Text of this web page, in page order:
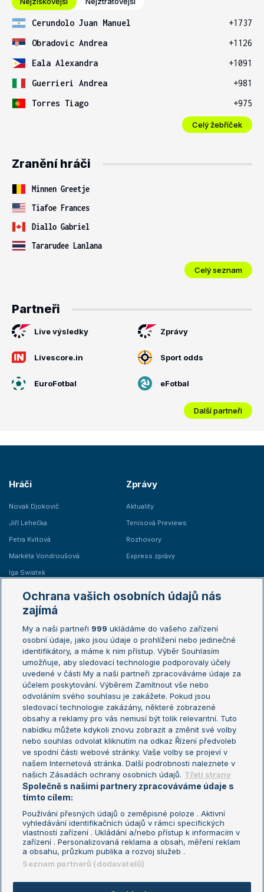
Cerundolo Juan Manuel
+1737
Obradovic Andrea
+1126
Eala Alexandra
+1091
Guerrieri Andrea
+981
Torres Tiago
+975
Celý žebříček
Zranění hráči
Minnen Greetje
Tiafoe Frances
Diallo Gabriel
Tararudee Lanlana
Celý seznam
Partneři
Live výsledky Zprávy
Livescore.in Sport odds
EuroFotbal eFotbal
Další partneři
Hráči
Novak Djokovič
Jiří Lehečka
Petra Kvitová
Markéta Vondroušová
Iga Swiatek
Zprávy
Aktuality
Tenisová Previews
Rozhovory
Express zprávy
Žebříčky
Žebříček ATP (muži)
Žebříček WTA (ženy)
Sázkařský žebříček
Australian Open
French Open
Wimbledon
US Open
Turnaj mistrů
Turnaj mistryň
Aktualní trendy
Fotbalové přestupy
Livesport Daily
LS Prague Open
Podmínky užití
Nastavení soukromí
GDPR a žurnalistika
Reklama
Kontakt
Informace o zpracování osobních
údajů
Ochrana vašich osobních údajů nás
zajímá
My a naši partneři 999 ukládáme do vašeho zařízení
osobní údaje, jako jsou údaje o prohlížení nebo jedinečné
identifikátory, a máme k nim přístup. Výběr Souhlasím
umožňuje, aby sledovací technologie podporovaly účely
uvedené v části My a naši partneři zpracováváme údaje za
účelem poskytování. Výběrem Zamítnout vše nebo
odvoláním svého souhlasu je zakážete. Pokud jsou
sledovací technologie zakázány, některé zobrazené
obsahy a reklamy pro vás nemusí být tolik relevantní. Tuto
nabídku můžete kdykoli znovu zobrazit a změnit své volby
nebo souhlas odvolat kliknutím na odkaz Řízení předvoleb
ve spodní části webové stránky. Vaše volby se projeví v
našem Internetová stránka. Další podrobnosti naleznete v
našich Zásadách ochrany osobních údajů. Třetí strany
Společně s našimi partnery zpracováváme údaje s
tímto cílem:
Používání přesných údajů o zeměpisné poloze . Aktivní
vyhledávání identifikačních údajů v rámci specifických
vlastností zařízení . Ukládání a/nebo přístup k informacím v
zařízení . Personalizovaná reklama a obsah, měření reklam
a obsahu, průzkum publika a rozvoj služeb .
Seznam partnerů (dodavatelů)